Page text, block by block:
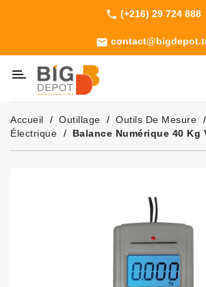
phone (+216) 29 724 888
email
Machines
Outillage
Jardinage
Consommables
Accueil Outillage Outils De Mesure
Électrique
Balance Numérique 40 Kg